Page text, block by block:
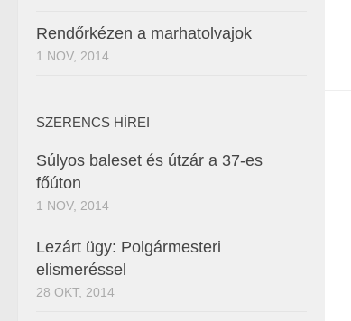
Rendőrkézen a marhatolvajok
1 NOV, 2014
SZERENCS HÍREI
Súlyos baleset és útzár a 37-es
főúton
1 NOV, 2014
Lezárt ügy: Polgármesteri
elismeréssel
28 OKT, 2014